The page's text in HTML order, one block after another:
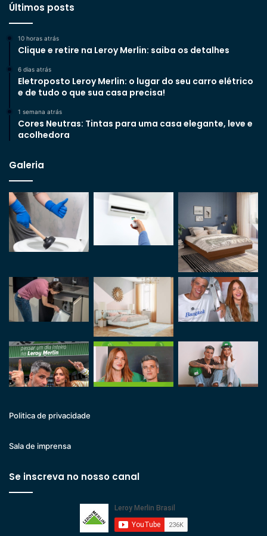
Últimos posts
10 horas atrás
Clique e retire na Leroy Merlin: saiba os detalhes
6 dias atrás
Eletroposto Leroy Merlin: o lugar do seu carro elétrico
e de tudo o que sua casa precisa!
1 semana atrás
Cores Neutras: Tintas para uma casa elegante, leve e
acolhedora
Galeria
Politica de privacidade
Sala de imprensa
Se inscreva no nosso canal